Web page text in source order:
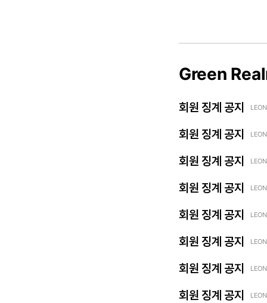
Green
회원 징계 공지
회원 징계 공지
회원 징계 공지
회원 징계 공지
회원 징계 공지
회원 징계 공지
회원 징계 공지
회원 징계 공지